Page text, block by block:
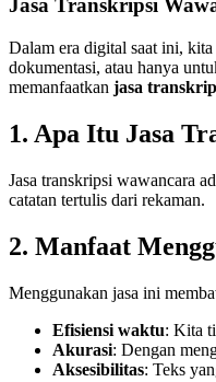
Jasa Transkripsi
Dalam era digital saat ini,
dokumentasi, atau hanya
memanfaatkan jasa
1. Apa Itu Jasa
Jasa transkripsi wawancara
catatan tertulis dari rekaman.
2. Manfaat
Menggunakan jasa ini
Efisiensi waktu: Kita
Akurasi: Dengan
Aksesibilitas: Teks